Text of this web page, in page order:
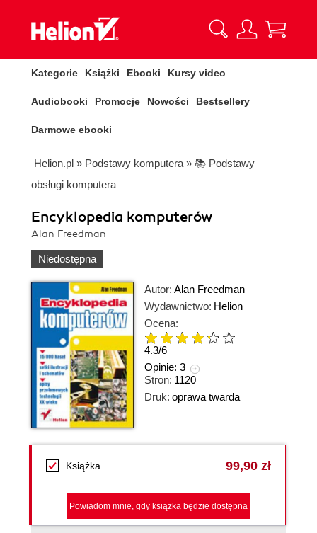
Kategorie Książki Ebooki Kursy video
Audiobooki Promocje Nowości Bestsellery
Darmowe ebooki
Helion.pl » Podstawy komputera » 📚 Podstawy
obsługi komputera
Encyklopedia komputerów
Alan Freedman
Niedostępna
Autor: Alan Freedman
Wydawnictwo: Helion
Ocena:
4.3/6
Opinie: 3
Stron: 1120
Druk: oprawa twarda
Książka 99,90 zł
Powiadom mnie, gdy książka będzie dostępna